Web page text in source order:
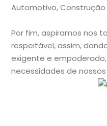
Automotivo, Construção
Por fim, aspiramos nos
respeitável, assim,
exigente e
necessidades de